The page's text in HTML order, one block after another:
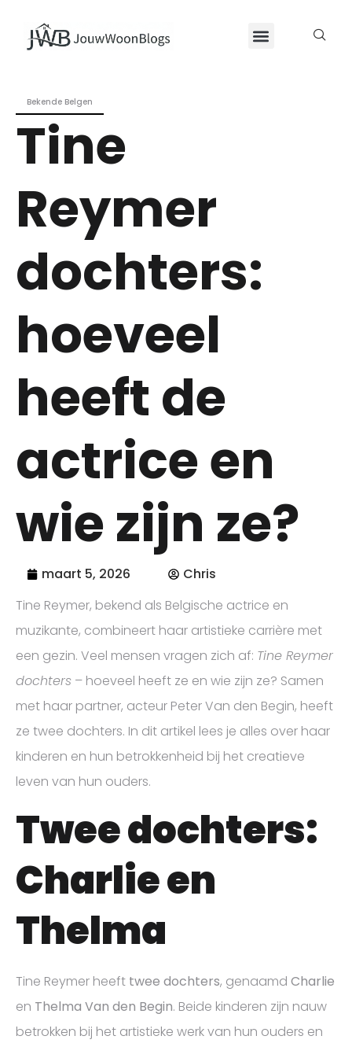
Bekende Belgen
Tine
Reymer
dochters:
hoeveel
heeft de
actrice en
wie zijn ze?
maart 5, 2026
Chris
Tine Reymer, bekend als Belgische actrice en
muzikante, combineert haar artistieke carrière met
een gezin. Veel mensen vragen zich af: Tine Reymer
dochters – hoeveel heeft ze en wie zijn ze? Samen
met haar partner, acteur Peter Van den Begin, heeft
ze twee dochters. In dit artikel lees je alles over haar
kinderen en hun betrokkenheid bij het creatieve
leven van hun ouders.
Twee dochters:
Charlie en
Thelma
Tine Reymer heeft twee dochters, genaamd Charlie
en Thelma Van den Begin. Beide kinderen zijn nauw
betrokken bij het artistieke werk van hun ouders en